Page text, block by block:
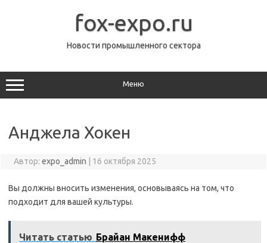
fox-expo.ru
Новости промышленного сектора
Меню
Анджела Хокен
Автор: expo_admin 16 октября 2025
Вы должны вносить изменения, основываясь на том, что
подходит для вашей культуры.
Читать статью Брайан Макенифф